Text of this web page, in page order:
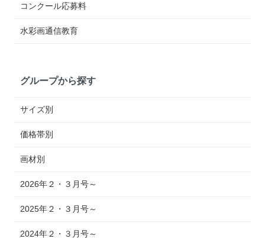
コンクール応募料
水彩画通信教育
グループから探す
サイズ別
価格帯別
画材別
2026年２・３月号～
2025年２・３月号～
2024年２・３月号～